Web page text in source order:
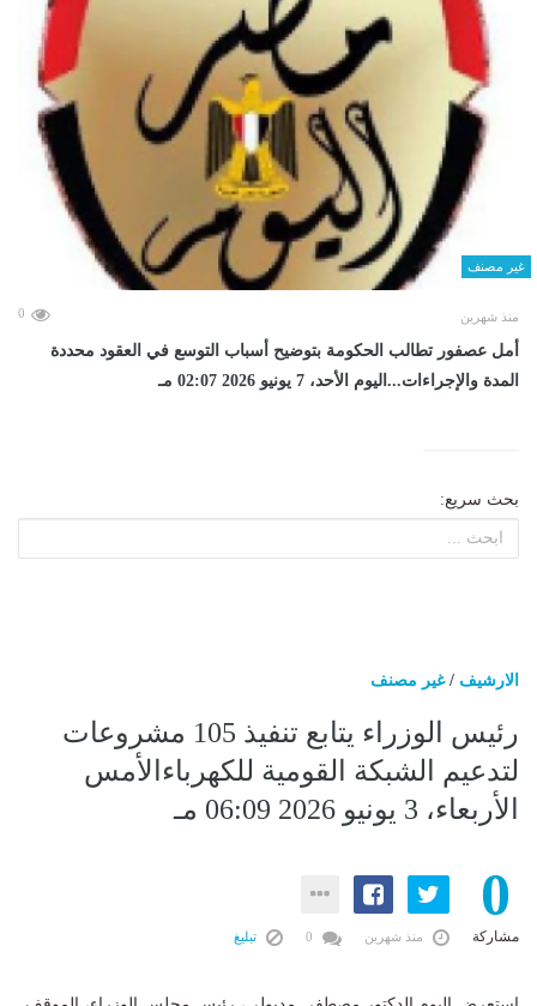
غير مصنف
منذ شهرين 0
أمل عصفور تطالب الحكومة بتوضيح أسباب التوسع في العقود محددة
المدة والإجراءات...اليوم الأحد، 7 يونيو 2026 02:07 مـ
بحث سريع:
الارشيف /غير مصنف
رئيس الوزراء يتابع تنفيذ 105 مشروعات
لتدعيم الشبكة القومية للكهرباءالأمس
الأربعاء، 3 يونيو 2026 06:09 مـ
0
مشاركة منذ شهرين تبليغ